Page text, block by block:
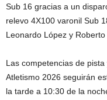
Sub 16 gracias a un
relevo 4X100 varonil Sub
Leonardo López y
Las competencias de
Atletismo 2026 seguirán
la tarde a 10:30 de la